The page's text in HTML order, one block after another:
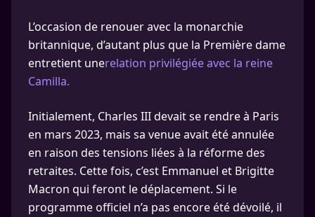
L’occasion de renouer avec la monarchie
britannique, d’autant plus que la Première dame
entretient unerelation privilégiée avec la reine
Camilla.
Initialement, Charles III devait se rendre à Paris
en mars 2023, mais sa venue avait été annulée
en raison des tensions liées à la réforme des
retraites. Cette fois, c’est Emmanuel et Brigitte
Macron qui feront le déplacement. Si le
programme officiel n’a pas encore été dévoilé, il